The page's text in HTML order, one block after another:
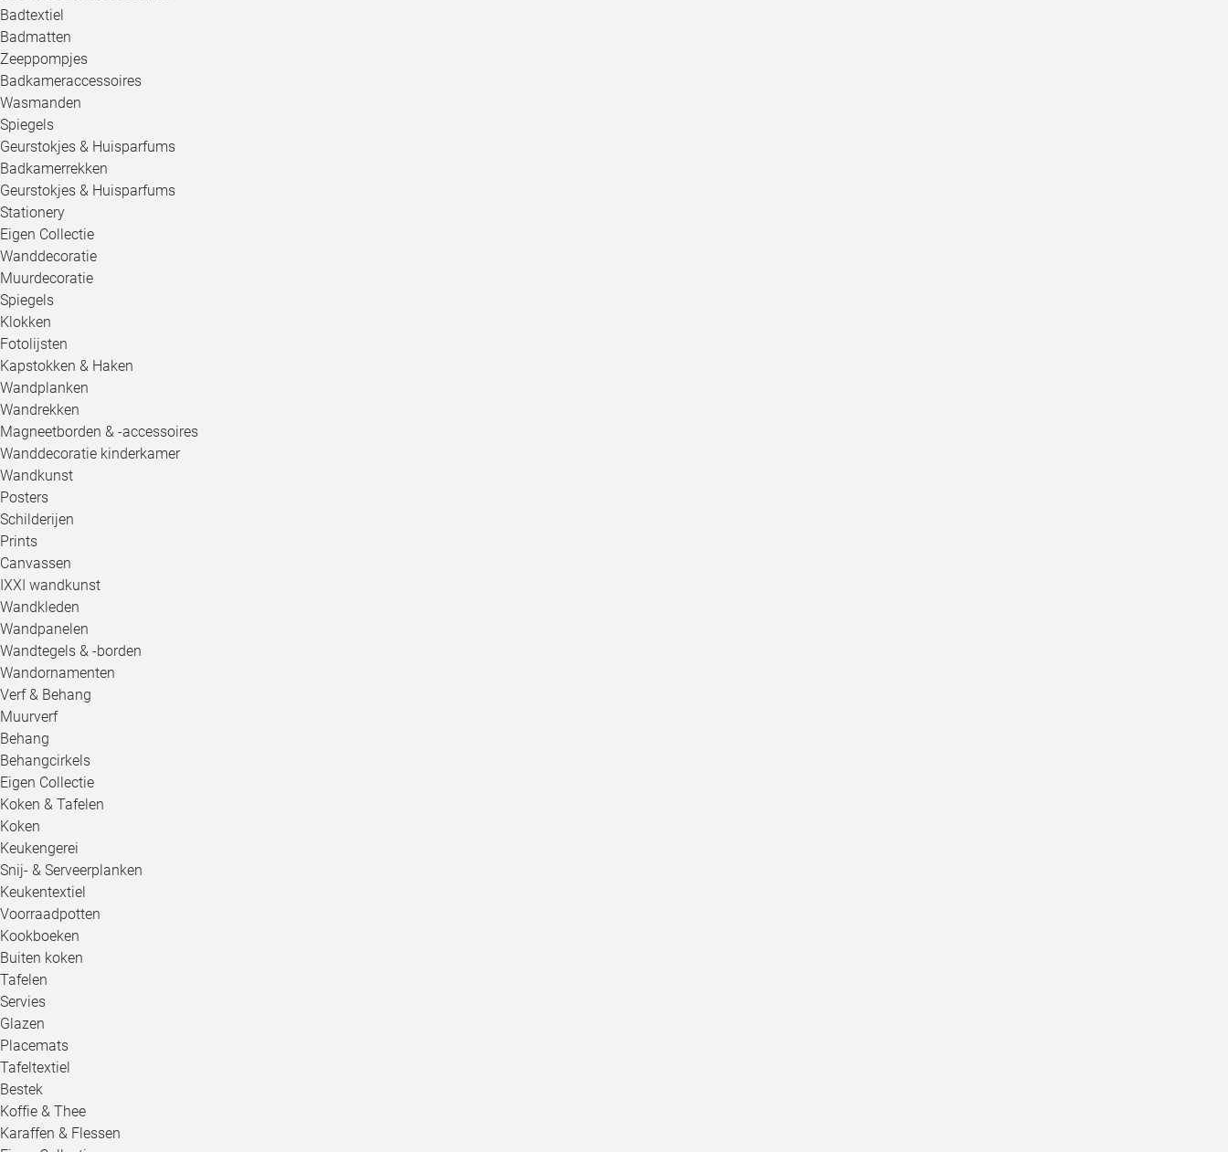
Badtextiel
Badmatten
Zeeppompjes
Badkameraccessoires
Wasmanden
Spiegels
Geurstokjes & Huisparfums
Badkamerrekken
Geurstokjes & Huisparfums
Stationery
Eigen Collectie
Wanddecoratie
Muurdecoratie
Spiegels
Klokken
Fotolijsten
Kapstokken & Haken
Wandplanken
Wandrekken
Magneetborden & -accessoires
Wanddecoratie kinderkamer
Wandkunst
Posters
Schilderijen
Prints
Canvassen
IXXI wandkunst
Wandkleden
Wandpanelen
Wandtegels & -borden
Wandornamenten
Verf & Behang
Muurverf
Behang
Behangcirkels
Eigen Collectie
Koken & Tafelen
Koken
Keukengerei
Snij- & Serveerplanken
Keukentextiel
Voorraadpotten
Kookboeken
Buiten koken
Tafelen
Servies
Glazen
Placemats
Tafeltextiel
Bestek
Koffie & Thee
Karaffen & Flessen